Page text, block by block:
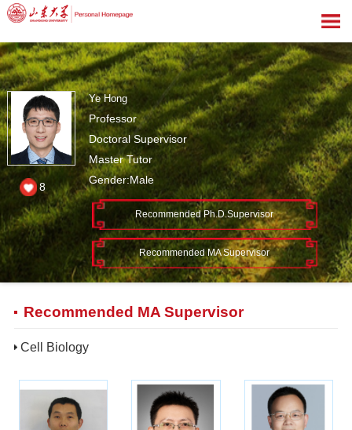
Ye Hong
Professor
Doctoral Supervisor
Master Tutor
Gender:Male
Recommended Ph.D.Supervisor
Recommended MA Supervisor
8
Recommended MA Supervisor
Cell Biology